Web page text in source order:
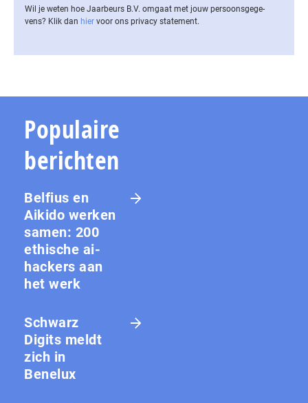
Wil je weten hoe Jaarbeurs B.V. omgaat met jouw per­soons­ge­ge­
vens? Klik dan hier voor ons privacy statement.
Populaire
berichten
Belfius en
Aikido werken
samen: 200
ethische ai-
hackers aan
het werk
Schwarz
Digits meldt
zich in
Benelux